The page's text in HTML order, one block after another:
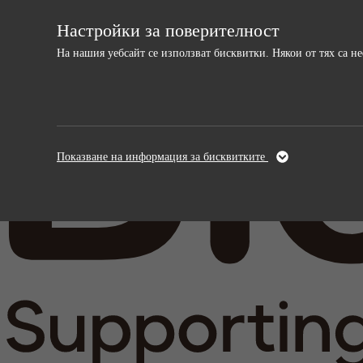
Настройки за поверителност
На нашия уебсайт се използват бисквитки. Някои от тях са
Необходими
Тези бисквитки са необходими за
Доставчици sgalinski
Време на
Време на
Показване на информация за бисквитките